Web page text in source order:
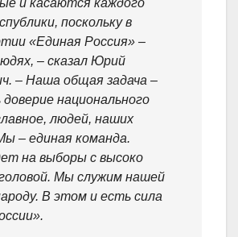
и касаются каждого
поскольку в
«Единая Россия» –
– сказал Юрий
– Наша общая задача –
национального
людей, наших
– единая команда.
на выборы с высоко
Мы служим нашей
В этом и есть сила